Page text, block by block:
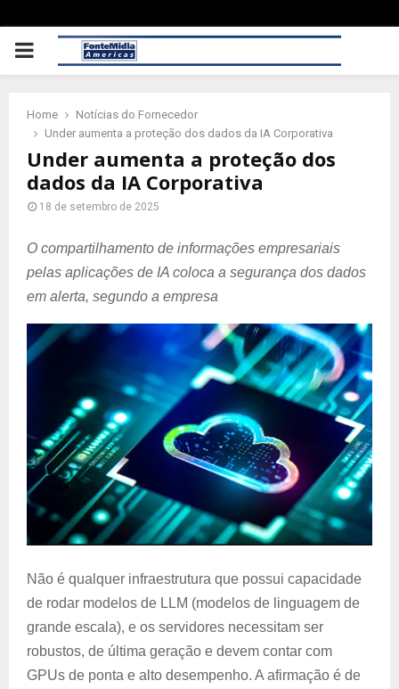
PRIMARY
Home
Notícias do Fornecedor
Under aumenta a proteção dos dados da IA Corporativa
Under aumenta a proteção dos
dados da IA Corporativa
18 de setembro de 2025
O compartilhamento de informações empresariais
pelas aplicações de IA coloca a segurança dos dados
em alerta, segundo a empresa
Não é qualquer infraestrutura que possui capacidade
de rodar modelos de LLM (modelos de linguagem de
grande escala), e os servidores necessitam ser
robustos, de última geração e devem contar com
GPUs de ponta e alto desempenho. A afirmação é de